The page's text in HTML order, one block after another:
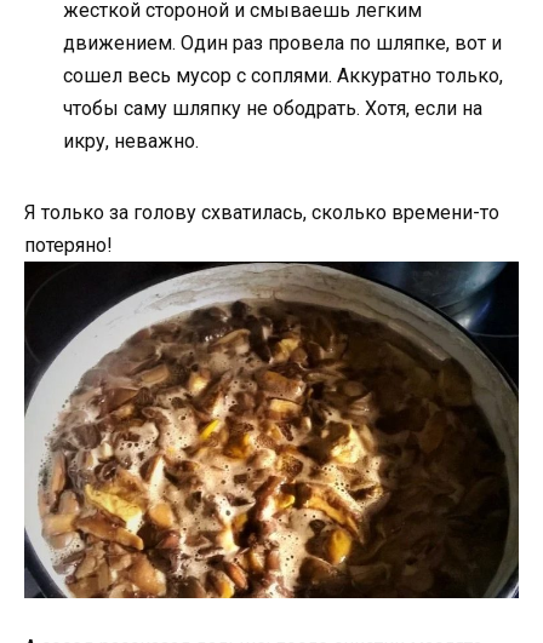
жесткой стороной и смываешь легким
движением. Один раз провела по шляпке, вот и
сошел весь мусор с соплями. Аккуратно только,
чтобы саму шляпку не ободрать. Хотя, если на
икру, неважно.
Я только за голову схватилась, сколько времени-то
потеряно!